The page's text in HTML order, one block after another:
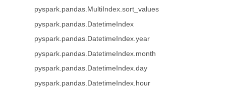
pyspark.pandas.MultiIndex.sort_values
pyspark.pandas.DatetimeIndex
pyspark.pandas.DatetimeIndex.year
pyspark.pandas.DatetimeIndex.month
pyspark.pandas.DatetimeIndex.day
pyspark.pandas.DatetimeIndex.hour